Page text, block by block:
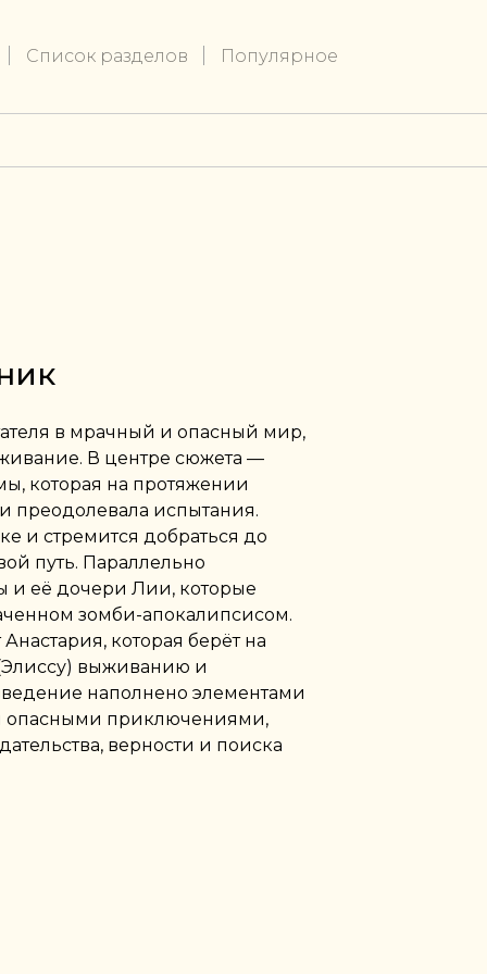
Список разделов Популярное
в мрачный и опасный мир,
В центре сюжета —
которая на протяжении
преодолевала испытания.
и стремится добраться до
путь. Параллельно
и её дочери Лии, которые
зомби-апокалипсисом.
которая берёт на
выживанию и
наполнено элементами
опасными приключениями,
верности и поиска